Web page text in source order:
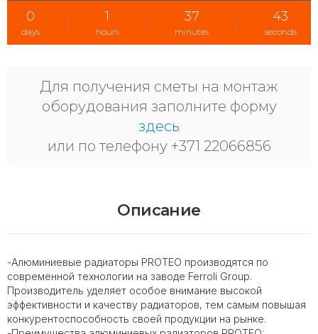
0
days
: 1
hours
: 37
minutes
: 42
seconds
Для получения сметы на монтаж
оборудования заполните форму
здесь
или по телефону +371 22066856
Описание
-Алюминиевые радиаторы PROTEO производятся по
современной технологии на заводе Ferroli Group.
Производитель уделяет особое внимание высокой
эффективности и качеству радиаторов, тем самым повышая
конкурентоспособность своей продукции на рынке.